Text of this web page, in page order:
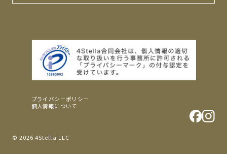
© 2026 4Stella LLC
プライバシーポリシー
個人情報について